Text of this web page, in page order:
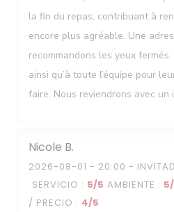
la fin du repas, contribuant à
encore plus agréable. Une
recommandons les yeux
ainsi qu’à toute l’équipe pour
faire. Nous reviendrons avec un
Nicole B
2026-08-01 - 20:00 -
SERVICIO : 5/5 AMBIENTE : 5
/ PRECIO : 4/5